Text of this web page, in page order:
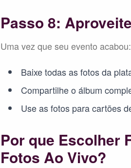
Passo 8:
Uma vez que seu evento acabou:
Baixe todas as fotos da
Compartilhe o álbum
Use as fotos para cartões
Por que Escolher
Fotos Ao Vivo?